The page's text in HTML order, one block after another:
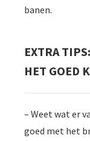
banen.
EXTRA
HET GOED
– Weet wat er
goed met het